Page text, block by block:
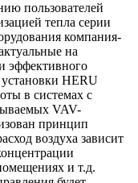
пользователей
тепла серии
компания-
на
эффективного
HERU
в системах с
VAV-
принцип
воздуха зависит
и т.д.